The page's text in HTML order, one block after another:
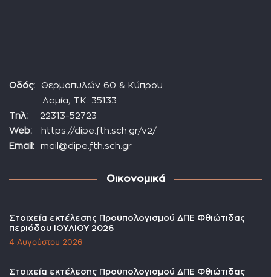
Οδός: Θερμοπυλών 60 & Κύπρου
Λαμία, Τ.Κ. 35133
Τηλ: 22313-52723
Web: https://dipe.fth.sch.gr/v2/
Email: mail@dipe.fth.sch.gr
Οικονομικά
Στοιχεία εκτέλεσης Προϋπολογισμού ΔΠΕ Φθιώτιδας
περιόδου ΙΟΥΛΙΟΥ 2026
4 Αυγούστου 2026
Στοιχεία εκτέλεσης Προϋπολογισμού ΔΠΕ Φθιώτιδας